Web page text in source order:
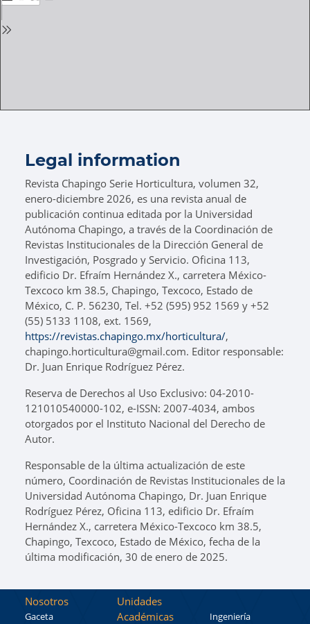
Legal information
Revista Chapingo Serie Horticultura, volumen 32,
enero-diciembre 2026, es una revista anual de
publicación continua editada por la Universidad
Autónoma Chapingo, a través de la Coordinación de
Revistas Institucionales de la Dirección General de
Investigación, Posgrado y Servicio. Oficina 113,
edificio Dr. Efraím Hernández X., carretera México-
Texcoco km 38.5, Chapingo, Texcoco, Estado de
México, C. P. 56230, Tel. +52 (595) 952 1569 y +52
(55) 5133 1108, ext. 1569,
https://revistas.chapingo.mx/horticultura/,
chapingo.horticultura@gmail.com. Editor responsable:
Dr. Juan Enrique Rodríguez Pérez.
Reserva de Derechos al Uso Exclusivo: 04-2010-
121010540000-102, e-ISSN: 2007-4034, ambos
otorgados por el Instituto Nacional del Derecho de
Autor.
Responsable de la última actualización de este
número, Coordinación de Revistas Institucionales de la
Universidad Autónoma Chapingo, Dr. Juan Enrique
Rodríguez Pérez, Oficina 113, edificio Dr. Efraím
Hernández X., carretera México-Texcoco km 38.5,
Chapingo, Texcoco, Estado de México, fecha de la
última modificación, 30 de enero de 2025.
Nosotros
Gaceta
Unidades
Académicas
Ingeniería